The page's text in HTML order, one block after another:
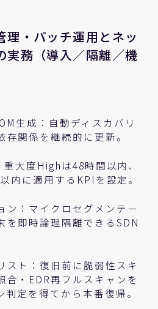
理・パッチ運用とネッ
実務（導入／隔離／機
生成：自動ディスカバリ
存関係を継続的に更新。
大度Highは48時間以内、
内に適用するKPIを設定。
ン：マイクロセグメンテー
を即時論理隔離できるSDN
スト：復旧前に脆弱性スキ
合・EDR再フルスキャンを
判定を得てから本番復帰。